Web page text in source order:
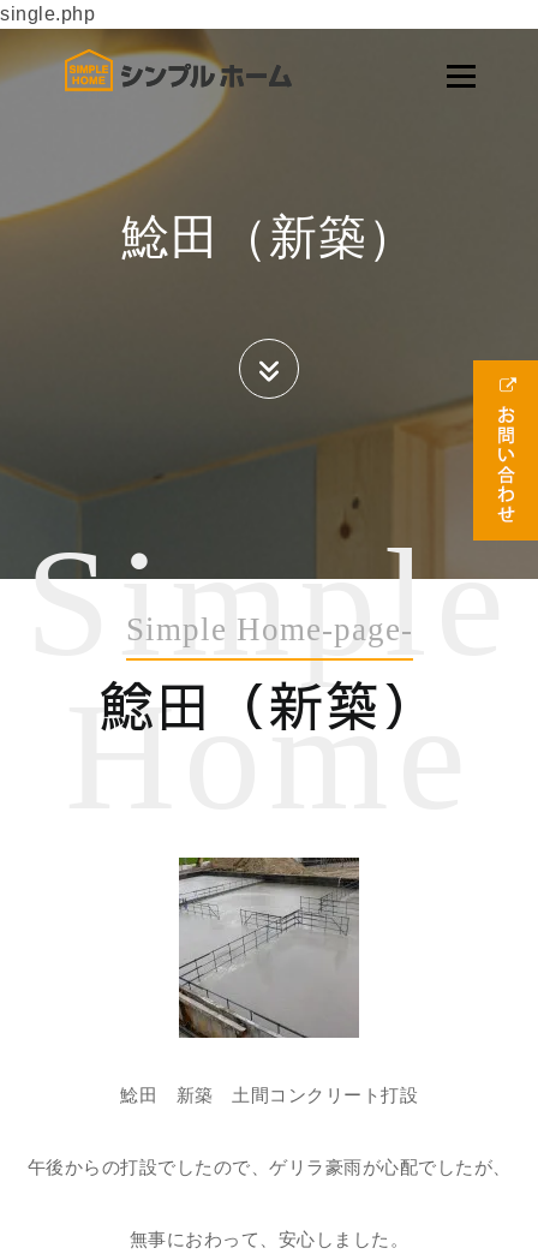
single.php
鯰田（新築）
Simple
Home
Simple Home-page-
鯰田（新築）
鯰田 新築 土間コンクリート打設
午後からの打設でしたので、ゲリラ豪雨が心配でしたが、
無事におわって、安心しました。